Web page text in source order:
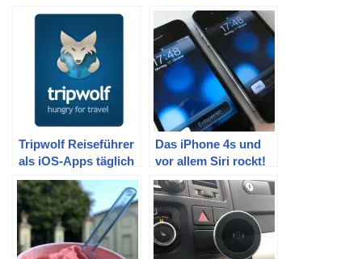
WIC-CAR)
ausstatten | oder
Packliste für ein
Campingwochenend
e
Tripwolf Reiseführer
als iOS-Apps täglich
kostenlos!
Das iPhone 4s und
vor allem Siri rockt!